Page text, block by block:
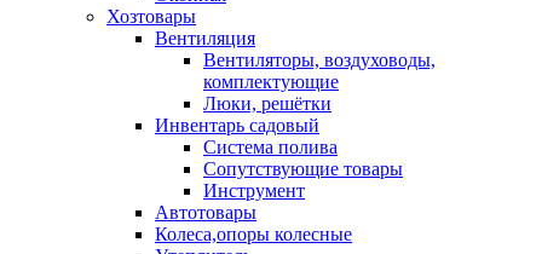
Хозтовары
Вентиляция
Вентиляторы, воздуховоды,
комплектующие
Люки, решётки
Инвентарь садовый
Система полива
Сопутствующие товары
Инструмент
Автотовары
Колеса,опоры колесные